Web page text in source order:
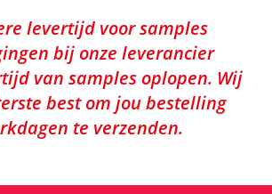
levertijd voor samples
bij onze leverancier
van samples oplopen. Wij
best om jou bestelling
te verzenden.